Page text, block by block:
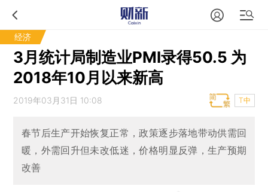
经济
3月统计局制造业PMI录得50.5 为
2018年10月以来新高
2019年03月31日 10:08 T中
春节后生产开始恢复正常，政策逐步落地带动供需回
暖，外需回升但未改低迷，价格明显反弹，生产预期
改善